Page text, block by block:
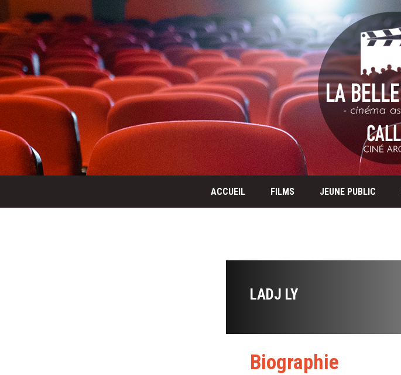
ACCUEIL FILMS JEUNE PUBLIC
LADJ LY
Biographie